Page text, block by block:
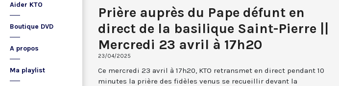
Aider KTO
Boutique DVD
A propos
Ma playlist
Prière auprès du Pape défunt en
direct de la basilique Saint-Pierre ||
Mercredi 23 avril à 17h20
23/04/2025
Ce mercredi 23 avril à 17h20, KTO retransmet en direct pendant 10
minutes la prière des fidèles venus se recueillir devant la